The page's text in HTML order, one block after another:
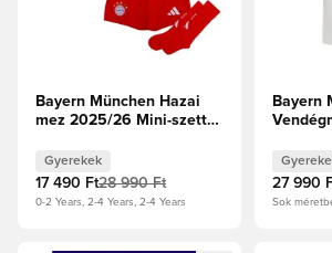
Bayern München Hazai
mez 2025/26 Mini-szett
Gyerekek
17 490 Ft28 990 Ft
0-2 Years, 2-4 Years, 2-4 Years
Bayern
27 990
Sok